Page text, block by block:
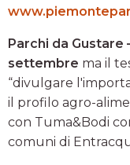
Parchi da Gustare
settembre ma il
“divulgare
il profilo agro-
con Tuma&Bodi
comuni di